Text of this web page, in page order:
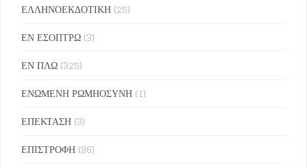
ΕΛΛΗΝΟΕΚΔΟΤΙΚΗ (25)
ΕΝ ΕΣΟΠΤΡΩ (3)
ΕΝ ΠΛΩ (325)
ΕΝΩΜΕΝΗ ΡΩΜΗΟΣΥΝΗ (1)
ΕΠΕΚΤΑΣΗ (3)
ΕΠΙΣΤΡΟΦΗ (96)